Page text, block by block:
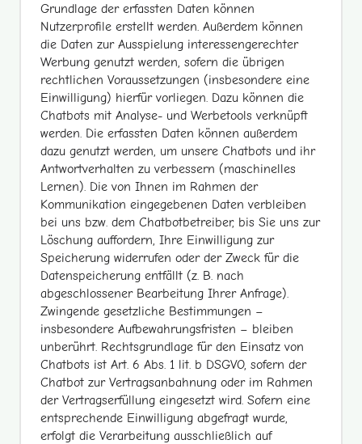
Grundlage der erfassten Daten können
Nutzerprofile erstellt werden. Außerdem können
die Daten zur Ausspielung interessengerechter
Werbung genutzt werden, sofern die übrigen
rechtlichen Voraussetzungen (insbesondere eine
Einwilligung) hierfür vorliegen. Dazu können die
Chatbots mit Analyse- und Werbetools verknüpft
werden. Die erfassten Daten können außerdem
dazu genutzt werden, um unsere Chatbots und ihr
Antwortverhalten zu verbessern (maschinelles
Lernen). Die von Ihnen im Rahmen der
Kommunikation eingegebenen Daten verbleiben
bei uns bzw. dem Chatbotbetreiber, bis Sie uns zur
Löschung auffordern, Ihre Einwilligung zur
Speicherung widerrufen oder der Zweck für die
Datenspeicherung entfällt (z. B. nach
abgeschlossener Bearbeitung Ihrer Anfrage).
Zwingende gesetzliche Bestimmungen –
insbesondere Aufbewahrungsfristen – bleiben
unberührt. Rechtsgrundlage für den Einsatz von
Chatbots ist Art. 6 Abs. 1 lit. b DSGVO, sofern der
Chatbot zur Vertragsanbahnung oder im Rahmen
der Vertragserfüllung eingesetzt wird. Sofern eine
entsprechende Einwilligung abgefragt wurde,
erfolgt die Verarbeitung ausschließlich auf